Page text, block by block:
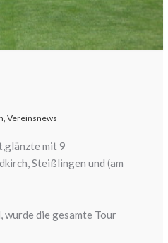
Vereinsnews
mit 9
Steißlingen und (am
die gesamte Tour